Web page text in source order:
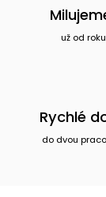
už od
Rychlé
do dvou